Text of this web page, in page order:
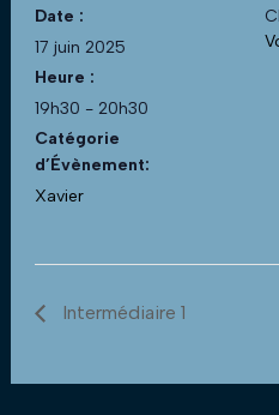
Date :
17 juin 2025
Heure :
19h30 - 20h30
Catégorie
d’Évènement:
Xavier
Intermédiaire 1